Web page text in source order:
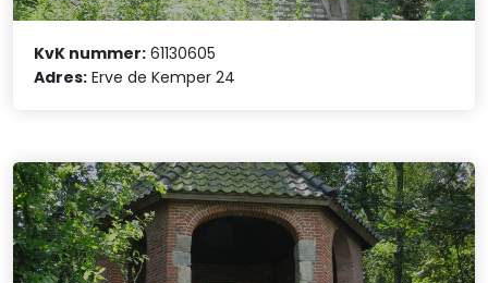
KvK nummer: 61130605
Adres: Erve de Kemper 24